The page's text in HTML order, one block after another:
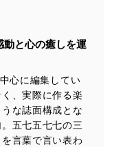
動と心の癒しを運
心に編集してい
、実際に作る楽
な誌面構成とな
五七五七七の三
言葉で言い表わ